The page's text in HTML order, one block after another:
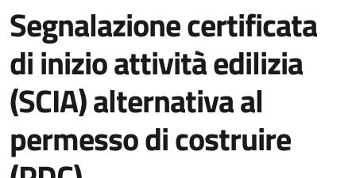
Segnalazione certificata
di inizio attività edilizia
(SCIA) alternativa al
permesso di costruire